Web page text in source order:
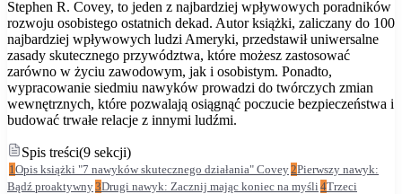
Stephen R. Covey, to jeden z najbardziej wpływowych poradników
rozwoju osobistego ostatnich dekad. Autor książki, zaliczany do 100
najbardziej wpływowych ludzi Ameryki, przedstawił uniwersalne
zasady skutecznego przywództwa, które możesz zastosować
zarówno w życiu zawodowym, jak i osobistym. Ponadto,
wypracowanie siedmiu nawyków prowadzi do twórczych zmian
wewnętrznych, które pozwalają osiągnąć poczucie bezpieczeństwa i
budować trwałe relacje z innymi ludźmi.
Spis treści(9 sekcji)
1 Opis książki "7 nawyków skutecznego działania" Covey2Pierwszy nawyk:
Bądź proaktywny3Drugi nawyk: Zacznij mając koniec na myśli 4Trzeci